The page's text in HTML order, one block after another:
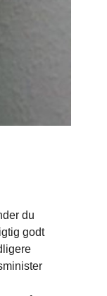
du
godt